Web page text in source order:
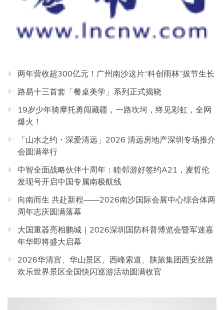
两年营收超300亿元！广州南沙这片“科创雨林”拔节生长
路易十三首套「餐桌美学」系列正式揭晓
19岁少年骑摩托勇闯藏疆，一路坎坷，终见彩虹，全网
爆火！
「山水之约・深爱清远」2026 清远房地产深圳专场推介
会圆满举行
中智全面战略伙伴十周年：睦邻游好签约A21，麦哲伦
发现号开启中国专属南极航线
向南而生 共赴新程——2026南沙国际会展中心综合体两
周年志庆圆满落幕
大国重器亮相鹏城｜2026深圳国防科普博览会暨军迷嘉
年华即将盛大启幕
2026华清宫、华山景区、西峰索道、陕旅集团西安丝路
欢乐世界景区全国快闪巡游活动圆满收官